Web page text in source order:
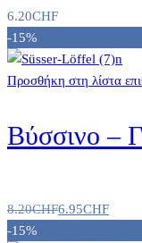
6.20CHF
-15%
Προσθήκη στη λίστα
Βύσσινο –
8.20CHF6.95CHF
-15%